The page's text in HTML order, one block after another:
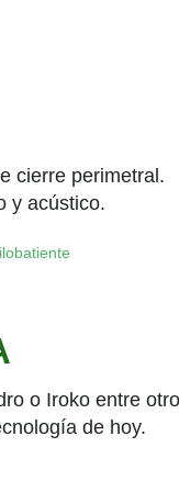
cierre perimetral.
y acústico.
o Iroko entre
de hoy.